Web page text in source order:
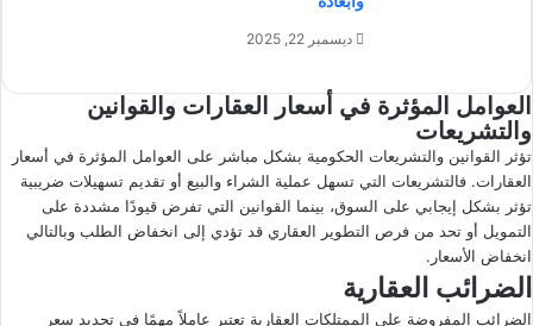
ديسمبر 22, 2025
العوامل المؤثرة في أسعار العقارات والقوانين
والتشريعات
تؤثر القوانين والتشريعات الحكومية بشكل مباشر على العوامل المؤثرة في أسعار
العقارات. فالتشريعات التي تسهل عملية الشراء والبيع أو تقديم تسهيلات ضريبية
تؤثر بشكل إيجابي على السوق، بينما القوانين التي تفرض قيودًا مشددة على
التمويل أو تحد من فرص التطوير العقاري قد تؤدي إلى انخفاض الطلب وبالتالي
انخفاض الأسعار.
الضرائب العقارية
الضرائب المفروضة على الممتلكات العقارية تعتبر عاملاً مهمًا في تحديد سعر